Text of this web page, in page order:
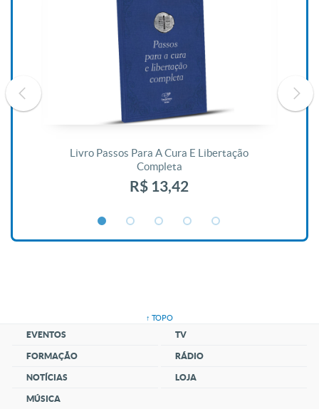
Livro Passos Para A Cura E Libertação
Completa
R$ 13,42
↑ TOPO
EVENTOS
FORMAÇÃO
NOTÍCIAS
MÚSICA
TV
RÁDIO
LOJA